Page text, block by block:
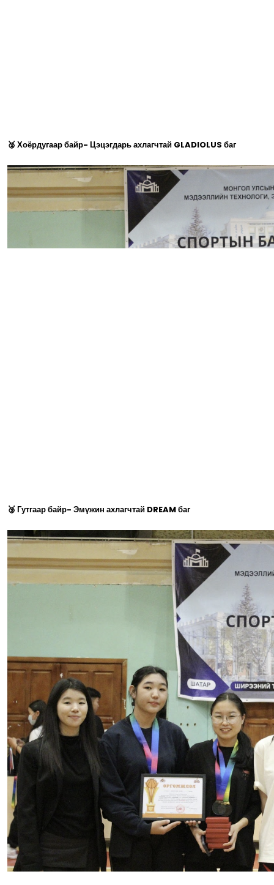
🥈 Хоёрдугаар байр- Цэцэгдарь ахлагчтай GLADIOLUS баг
🥉 Гутгаар байр- Эмүжин ахлагчтай DREAM баг